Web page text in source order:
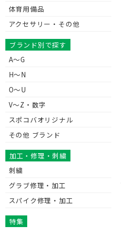
体育用備品
アクセサリー・その他
ブランド別で探す
A～G
H～N
O～U
V〜Z・数字
スポコバオリジナル
その他 ブランド
加工・修理・刺繍
刺繍
グラブ修理・加工
スパイク修理・加工
特集